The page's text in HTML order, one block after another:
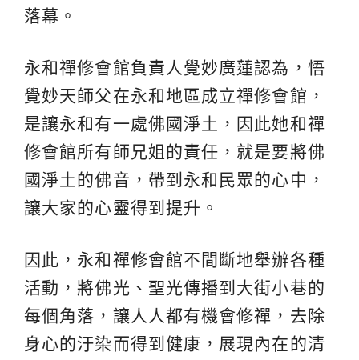
落幕。
永和禪修會館負責人覺妙廣蓮認為，悟
覺妙天師父在永和地區成立禪修會館，
是讓永和有一處佛國淨土，因此她和禪
修會館所有師兄姐的責任，就是要將佛
國淨土的佛音，帶到永和民眾的心中，
讓大家的心靈得到提升。
因此，永和禪修會館不間斷地舉辦各種
活動，將佛光、聖光傳播到大街小巷的
每個角落，讓人人都有機會修禪，去除
身心的汙染而得到健康，展現內在的清